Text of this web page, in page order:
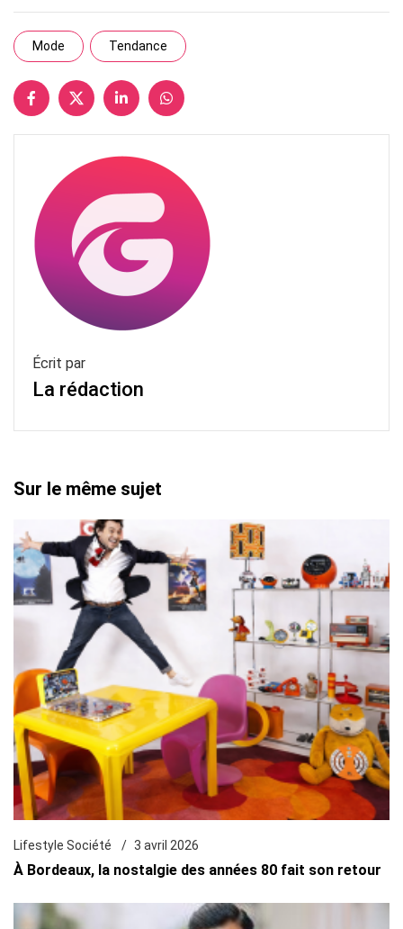
Mode Tendance
Écrit par
La rédaction
Sur le même sujet
Lifestyle Société 3 avril 2026
À Bordeaux, la nostalgie des années 80 fait son retour